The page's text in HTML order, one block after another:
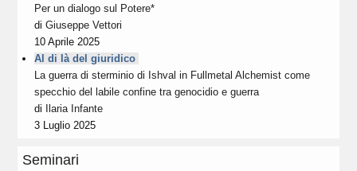
Per un dialogo sul Potere*
diGiuseppe Vettori
10 Aprile 2025
Al di là del giuridico
La guerra di sterminio di Ishval in Fullmetal Alchemist come
specchio del labile confine tra genocidio e guerra
di
Ilaria Infante
3 Luglio 2025
Seminari